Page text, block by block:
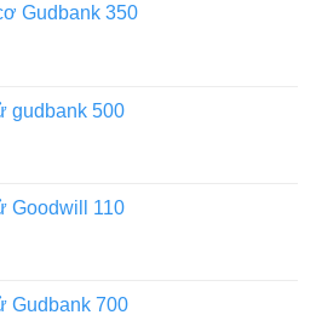
Gudbank 350
gudbank 500
Goodwill 110
Gudbank 700